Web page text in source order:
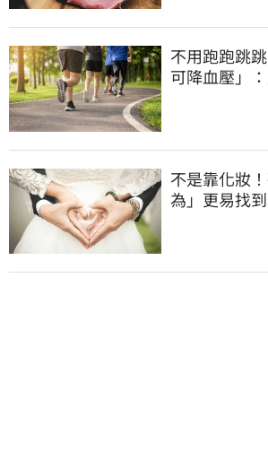
不用跑跑跳
可降血壓」
不是靠化妝
為」更易找